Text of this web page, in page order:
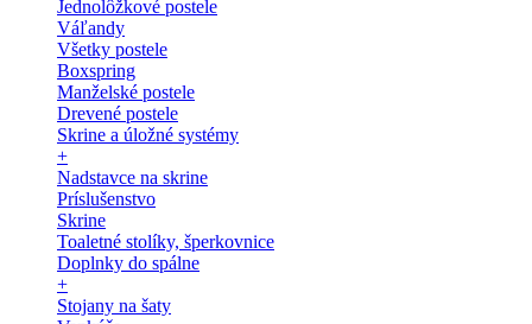
Jednolôžkové postele
Váľandy
Všetky postele
Boxspring
Manželské postele
Drevené postele
Skrine a úložné systémy
+
Nadstavce na skrine
Príslušenstvo
Skrine
Toaletné stolíky, šperkovnice
Doplnky do spálne
+
Stojany na šaty